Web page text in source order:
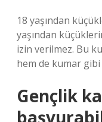
18 yaşından
yaşından
izin verilmez. Bu
hem de kumar
Gençlik